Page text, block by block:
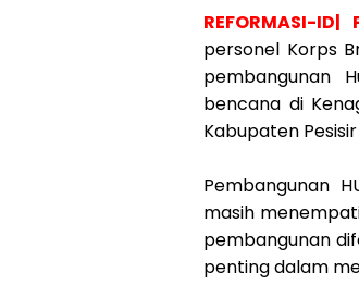
REFORMASI-
personel Korps
pembangunan
bencana di
Kabupaten
Pembangunan
masih
pembangunan
penting dalam